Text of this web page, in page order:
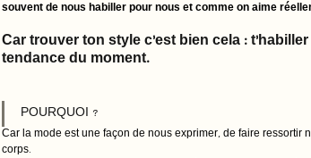
souvent de nous habiller pour nous et comme on aime
Car trouver ton style c'est bien cela :
tendance du moment.
POURQUOI ?
Car la mode est une façon de nous exprimer, de faire ressortir
corps.